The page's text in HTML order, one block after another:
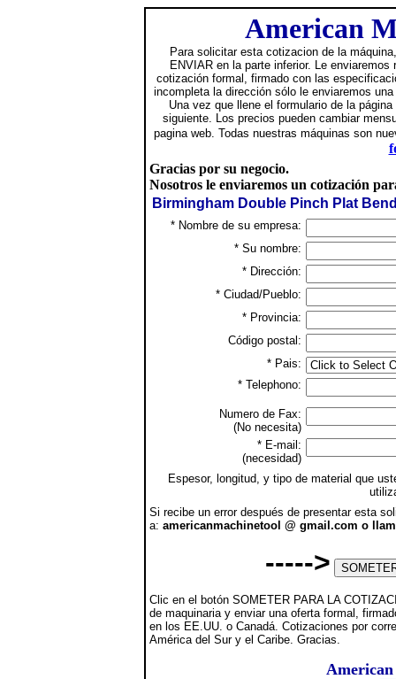
American
Para solicitar esta cotizacion de la
ENVIAR en la parte inferior. Le
cotización formal, firmado con las
incompleta la dirección sólo le enviaremos
Una vez que llene el formulario de la
siguiente. Los precios pueden cambiar
pagina web. Todas nuestras máquinas son
Gracias por su negocio.
Nosotros le enviaremos un cotización
Birmingham Double Pinch Plat
* Nombre de su empresa:
* Su nombre:
* Dirección:
* Ciudad/Pueblo:
* Provincia:
Código postal:
* Pais:
* Telephono:
Numero de Fax:
(No necesita)
* E-mail:
(necesidad)
Espesor, longitud, y tipo de material que
Si recibe un error después de presentar esta
a: americanmachinetool @ gmail.com o
----->
Clic en el botón SOMETER PARA LA
de maquinaria y enviar una oferta formal,
en los EE.UU. o Canadá. Cotizaciones por
América del Sur y el Caribe. Gracias.